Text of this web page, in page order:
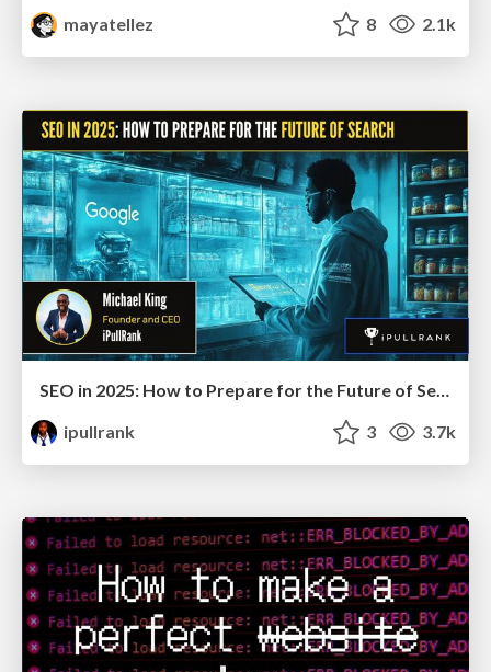
mayatellez
8 2.1k
SEO in 2025: How to Prepare for the Future of Search
ipullrank
3 3.7k